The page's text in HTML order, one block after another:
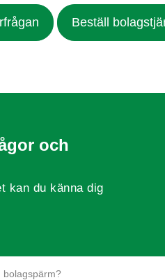
Beställ
och
kan du känna dig
bolagspärm?